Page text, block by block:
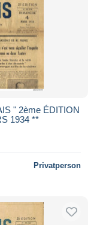
" 2ème ÉDITION
1934 **
Privatperson